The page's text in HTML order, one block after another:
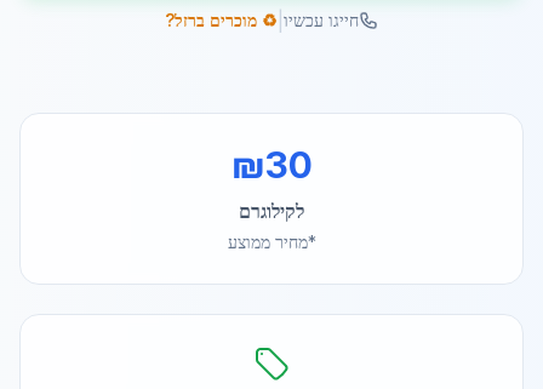
חייגו עכשיו ♻️ מוכרים ברזל?
₪30
לקילוגרם
*מחיר ממוצע